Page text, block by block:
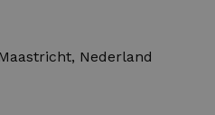
Nederland